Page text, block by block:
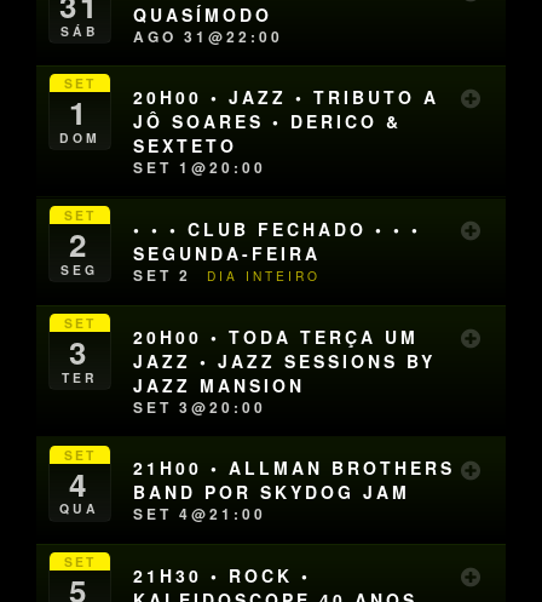
SÁB
QUASÍMODO
AGO 31@22:00
SET
1
DOM
20H00 • JAZZ • TRIBUTO A
JÔ SOARES • DERICO &
SEXTETO
SET 1@20:00
SET
2
SEG
• • • CLUB FECHADO • • •
SEGUNDA-FEIRA
SET 2 DIA INTEIRO
SET
3
TER
20H00 • TODA TERÇA UM
JAZZ • JAZZ SESSIONS BY
JAZZ MANSION
SET 3@20:00
SET
4
QUA
21H00 • ALLMAN BROTHERS
BAND POR SKYDOG JAM
SET 4@21:00
SET
5
21H30 • ROCK •